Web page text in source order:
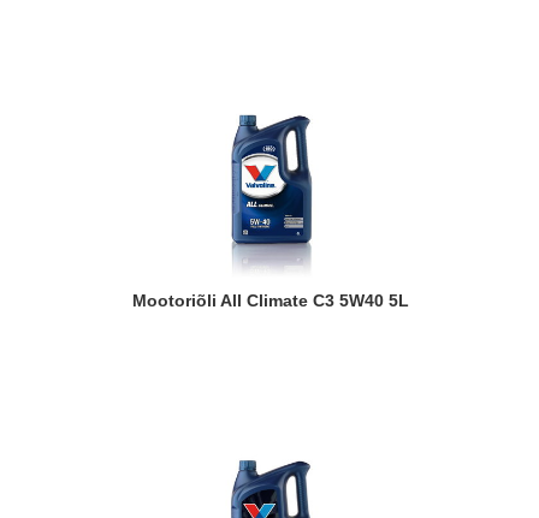
Mootoriõli All Climate C3 5W40 5L